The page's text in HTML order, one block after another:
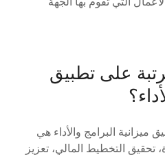
على تطبيق
ميزانية البرامج والأداء هي
تحقيق التخطيط المالي، تعزيز